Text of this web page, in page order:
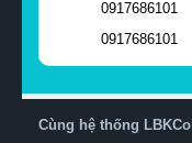
0917686101
0917686101
Cùng hệ thống